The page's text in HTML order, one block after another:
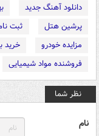
دانلود آهنگ جدید
پرشین هتل
ثبت
مزایده خودرو
خرید
فروشنده مواد شیمیایی
نظر شما
نام